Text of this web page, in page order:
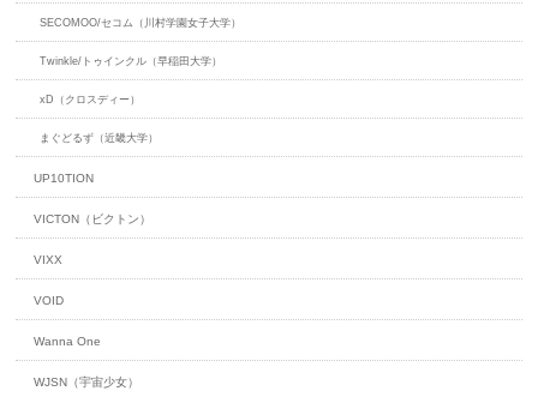
SECOMOO/セコム（川村学園女子大学）
Twinkle/トゥインクル（早稲田大学）
xD（クロスディー）
まぐどるず（近畿大学）
UP10TION
VICTON（ビクトン）
VIXX
VOID
Wanna One
WJSN（宇宙少女）